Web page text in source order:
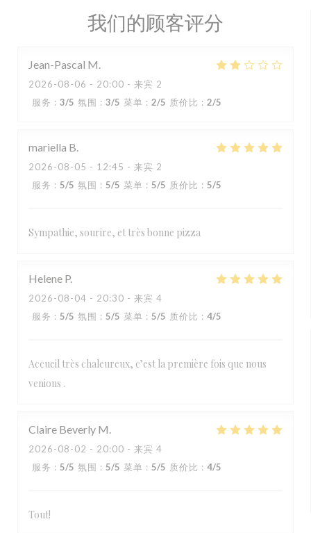
我们的顾客评分
Jean-Pascal M
2026-08-06 - 20:00 - 来宾 2
服务 : 3/5 氛围 : 3/5 菜单 : 2/5 质价比 : 2/5
mariella B
2026-08-05 - 12:45 - 来宾 2
服务 : 5/5 氛围 : 5/5 菜单 : 5/5 质价比 : 5/5
Sympathie, sourire, et très bonne pizza
Helene P
2026-08-04 - 20:30 - 来宾 4
服务 : 5/5 氛围 : 5/5 菜单 : 5/5 质价比 : 4/5
Accueil très chaleureux, c’est la première fois que nous
venions .
Claire Beverly M
2026-08-02 - 20:00 - 来宾 4
服务 : 5/5 氛围 : 5/5 菜单 : 5/5 质价比 : 4/5
Tout!